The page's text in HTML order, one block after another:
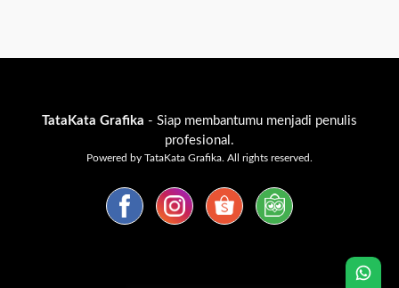
TataKata Grafika - Siap membantumu menjadi penulis
profesional.
Powered by TataKata Grafika. All rights reserved.